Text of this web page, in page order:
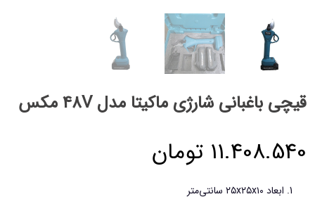
قیچی باغبانی شارژی ماکیتا مدل 48V مکس
11.408.540 تومان
ابعاد ۲۵x۲۵x۱۰ سانتی‌متر